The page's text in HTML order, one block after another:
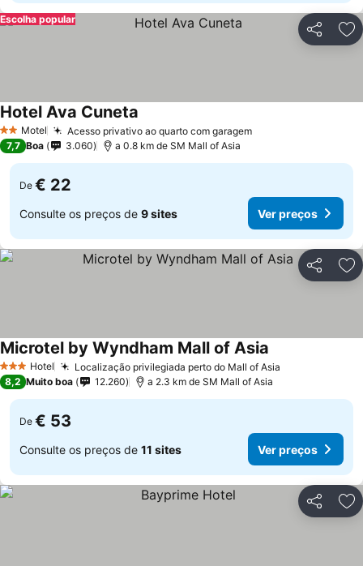
Partilhar
Escolha popular
2 Estrelas
Motel Acesso privativo ao quarto com garagem
Hotel Ava Cuneta
7,7 Boa 3.060 a 0.8 km de SM Mall of Asia
De € 22
Consulte os preços de 9 sites Ver preços
Partilhar
3 EstrelasHotel Localização privilegiada perto do Mall of Asia
Microtel by Wyndham Mall of Asia
8,2 Muito boa 12.260 a 2.3 km de SM Mall of Asia
De € 53
Consulte os preços de 11 sites Ver preços
Partilhar